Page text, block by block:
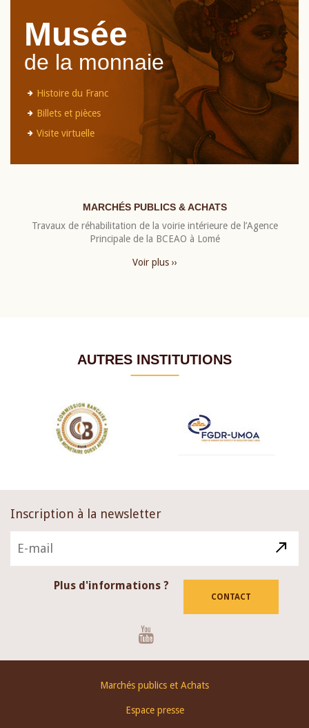
Musée
de la monnaie
Histoire du Franc
Billets et pièces
Visite virtuelle
MARCHÉS PUBLICS & ACHATS
Travaux de réhabilitation de la voirie intérieure de l’Agence
Principale de la BCEAO à Lomé
Voir plus ››
AUTRES INSTITUTIONS
Inscription à la newsletter
Plus d'informations ?
CONTACT
Marchés publics et Achats
Espace presse